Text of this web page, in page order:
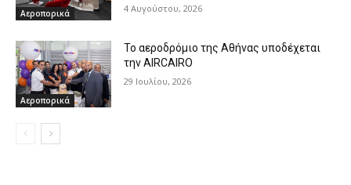
Αεροπορικά 4 Αυγούστου, 2026
Αεροπορικά
Το αεροδρόμιο της Αθήνας υποδέχεται
την AIRCAIRO
29 Ιουλίου, 2026